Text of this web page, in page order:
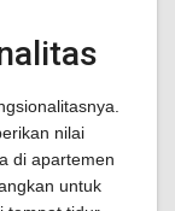
nilai
di apartemen
untuk